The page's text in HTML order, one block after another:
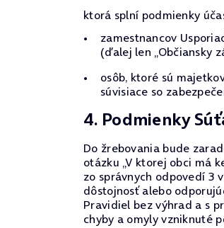
ktorá splní podmienky
zamestnancov
(ďalej len „Občiansky
osôb, ktoré sú
súvisiace so
4. Podmienky
Do žrebovania bude
otázku „V ktorej obci má
zo správnych odpovedí 3
dôstojnosť alebo
Pravidiel bez výhrad a s
chyby a omyly vzniknuté